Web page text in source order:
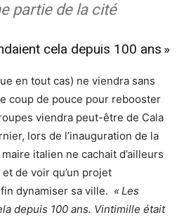
partie de la cité
cela depuis 100 ans »
en tout cas) ne viendra sans
coup de pouce pour rebooster
viendra peut-être de Cala
lors de l’inauguration de la
italien ne cachait d’ailleurs
de voir qu’un projet
dynamiser sa ville. « Les
depuis 100 ans. Vintimille était